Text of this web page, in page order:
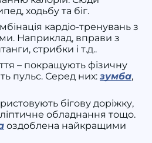
ходьбу та біг.
кардіо-тренувань з
Наприклад, вправи з
стрибки і т.д..
– покращують фізичну
пульс. Серед них:зумба,
бігову доріжку,
обладнання тощо.
оздоблена найкращими